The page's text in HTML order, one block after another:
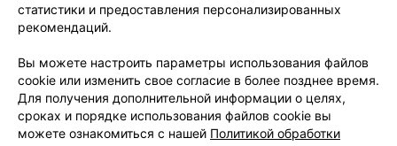
Пользовательское соглашение
Связаться по вопросам сотрудничества
Написать руководителю relax.by
Персональные настройки cookie
Обработка персональных данных
статистики и предоставления персонализированных
рекомендаций.
Вы можете настроить параметры использования файлов
cookie или изменить свое согласие в более позднее время.
Для получения дополнительной информации о целях,
сроках и порядке использования файлов cookie вы
можете ознакомиться с нашей Политикой обработки